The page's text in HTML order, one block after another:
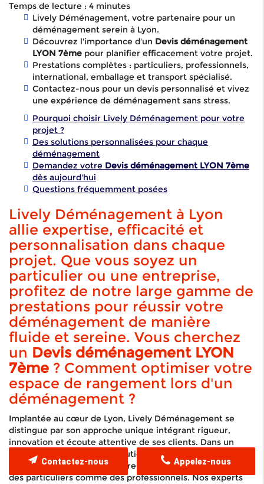
Temps de lecture : 4 minutes
Lively Déménagement, votre partenaire pour un
déménagement serein à Lyon.
Découvrez l'importance d'un Devis déménagement
LYON 7ème pour planifier efficacement votre projet.
Prestations complètes : particuliers, professionnels,
international, emballage et transport spécialisé.
Contactez-nous pour un devis personnalisé et vivez
une expérience de déménagement sans stress.
Pourquoi choisir Lively Déménagement pour votre
projet ?
Des solutions personnalisées pour chaque
déménagement
Demandez votre Devis déménagement LYON 7ème
dès aujourd'hui
Questions fréquemment posées
Lively Déménagement à Lyon
allie expertise, efficacité et
personnalisation dans chaque
projet. Que vous soyez un
particulier ou une entreprise,
profitez de notre large gamme de
prestations pour réussir votre
déménagement de manière
fluide et sereine. Vous cherchez
un Devis déménagement LYON
7ème ? Comment optimiser votre
espace de rangement lors d'un
déménagement ?
Implantée au cœur de Lyon, Lively Déménagement se
distingue par son approche unique intégrant rigueur,
innovation et écoute attentive de ses clients. Dans un
secteur en perpétuelle évolution, nous garantissons un
accompagnement sur-mesure qui répond aux exigences
des particuliers comme des professionnels. Nos experts
Appelez-nous
Contactez-nous